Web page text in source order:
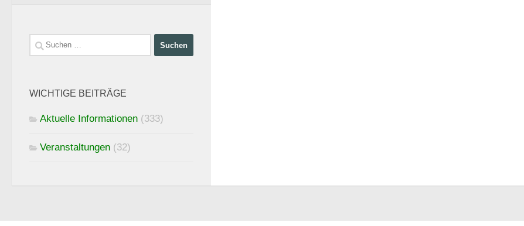
Suchen
nach:
WICHTIGE BEITRÄGE
Aktuelle Informationen (333)
Veranstaltungen (32)